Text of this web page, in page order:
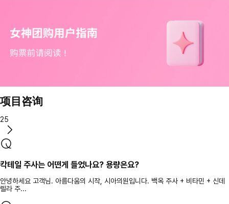
项目咨询
25
칵테일 주사는 어떤게 들었나요? 용량은요?
안녕하세요 고객님. 아름다움의 시작, 시아의원입니다. 백옥 주사 + 비타민 + 신데
렐라 주...